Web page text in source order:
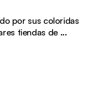
por sus coloridas
tiendas de ...